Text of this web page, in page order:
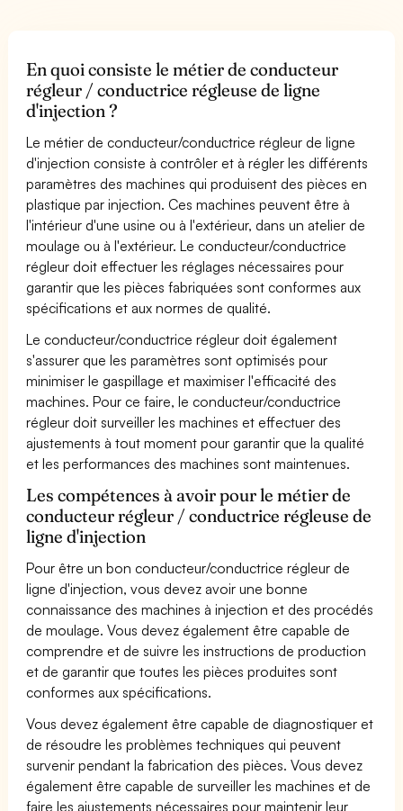
En quoi consiste le métier de conducteur
régleur / conductrice régleuse de ligne
d'injection ?
Le métier de conducteur/conductrice régleur de ligne
d'injection consiste à contrôler et à régler les différents
paramètres des machines qui produisent des pièces en
plastique par injection. Ces machines peuvent être à
l'intérieur d'une usine ou à l'extérieur, dans un atelier de
moulage ou à l'extérieur. Le conducteur/conductrice
régleur doit effectuer les réglages nécessaires pour
garantir que les pièces fabriquées sont conformes aux
spécifications et aux normes de qualité.
Le conducteur/conductrice régleur doit également
s'assurer que les paramètres sont optimisés pour
minimiser le gaspillage et maximiser l'efficacité des
machines. Pour ce faire, le conducteur/conductrice
régleur doit surveiller les machines et effectuer des
ajustements à tout moment pour garantir que la qualité
et les performances des machines sont maintenues.
Les compétences à avoir pour le métier de
conducteur régleur / conductrice régleuse de
ligne d'injection
Pour être un bon conducteur/conductrice régleur de
ligne d'injection, vous devez avoir une bonne
connaissance des machines à injection et des procédés
de moulage. Vous devez également être capable de
comprendre et de suivre les instructions de production
et de garantir que toutes les pièces produites sont
conformes aux spécifications.
Vous devez également être capable de diagnostiquer et
de résoudre les problèmes techniques qui peuvent
survenir pendant la fabrication des pièces. Vous devez
également être capable de surveiller les machines et de
faire les ajustements nécessaires pour maintenir leur